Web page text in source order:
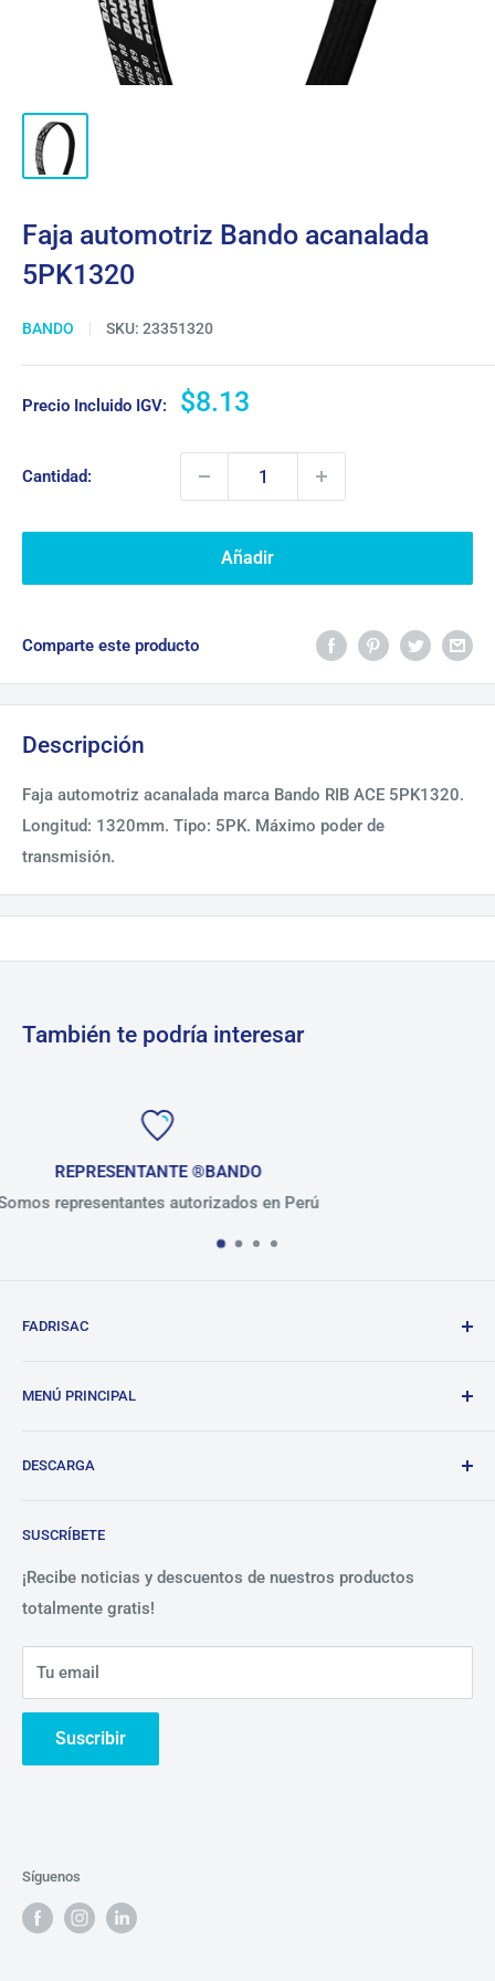
Faja automotriz Bando acanalada
5PK1320
BANDO SKU: 23351320
Precio Incluido IGV:
Precio
venta
$8.13
Cantidad:
Añadir
Comparte este producto
Descripción
Faja automotriz acanalada marca Bando RIB ACE 5PK1320.
Longitud: 1320mm. Tipo: 5PK. Máximo poder de
transmisión.
También te podría interesar
en Perú
Presentes en el mercado
FADRISAC
MENÚ PRINCIPAL
Tienda
Beneficios
Nosotros
Contáctanos
DESCARGA
Política de Privacidad
SUSCRÍBETE
¡Recibe noticias y descuentos de nuestros productos
totalmente gratis!
Tu email
Suscribir
Síguenos